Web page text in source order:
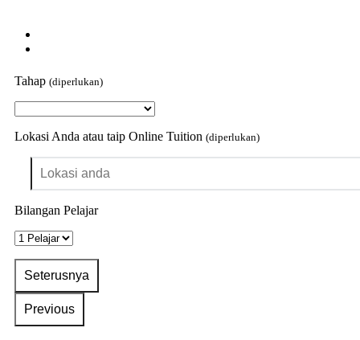
Tahap (diperlukan)
Lokasi Anda atau taip Online Tuition (diperlukan)
Bilangan Pelajar